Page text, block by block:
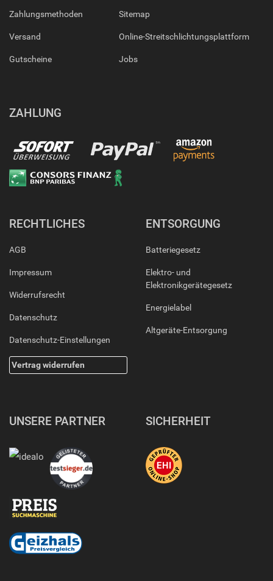
Zahlungsmethoden
Versand
Gutscheine
Sitemap
Online-Streitschlichtungsplattform
Jobs
ZAHLUNG
RECHTLICHES
AGB
Impressum
Widerrufsrecht
Datenschutz
Datenschutz-Einstellungen
Vertrag widerrufen
ENTSORGUNG
Batteriegesetz
Elektro- und
Elektronikgerätegesetz
Energielabel
Altgeräte-Entsorgung
UNSERE PARTNER SICHERHEIT